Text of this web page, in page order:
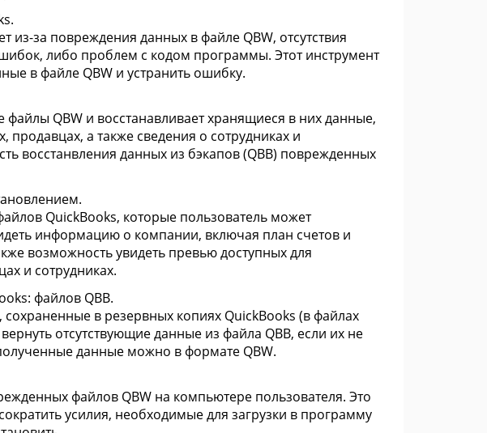
за повреждения данных в файле QBW, отсутствия
либо проблем с кодом программы. Этот инструмент
в файле QBW и устранить ошибку.
QBW и восстанавливает хранящиеся в них данные,
а также сведения о сотрудниках и
восстанвления данных из бэкапов (QBB) поврежденных
QuickBooks, которые пользователь может
информацию о компании, включая план счетов и
возможность увидеть превью доступных для
и сотрудниках.
файлов QBB.
в резервных копиях QuickBooks (в файлах
отсутствующие данные из файла QBB, если их не
данные можно в формате QBW.
файлов QBW на компьютере пользователя. Это
усилия, необходимые для загрузки в программу